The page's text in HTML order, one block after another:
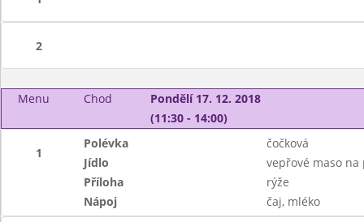
2
Menu Chod
Pondělí 17. 12. 2018
(11:30 - 14:00)
1
Polévka
čočková
Jídlo
vepřové maso na
Příloha
rýže
Nápoj
čaj, mléko